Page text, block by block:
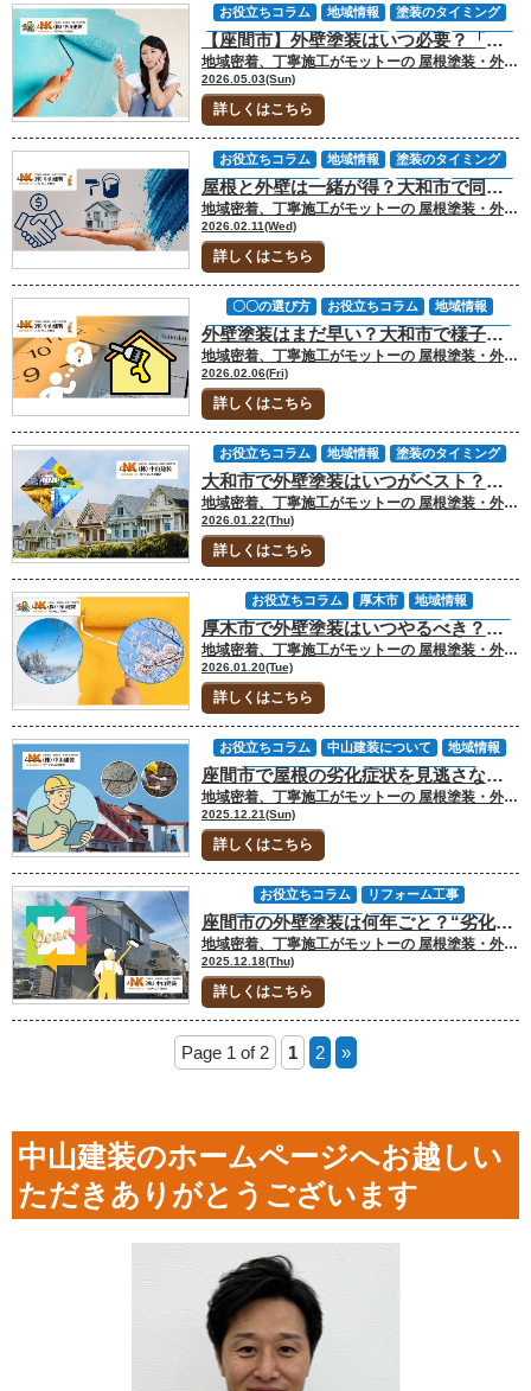
【座間市】外壁塗装はいつ必要？「まだ早い」と迷う方へ劣化サインと後悔しない判断基準を解説
地域密着、丁寧施工がモットーの 屋根塗装・外壁塗装専門店の中山建装です！ 代表取締役の中山です！ 外壁の色あせやひび割れに気づいたとき「まだ塗装するには早いのでは」と迷ってしまう方は少なくありません。実際、築年数だけでは判断できないケースが多く、見た目がそれほど悪くなくても内部では劣化が進んでいることがあります。 座間市の住宅でも、立地や周辺環境によって外壁の状態は大きく変わり、同じ時期に建てられた家でも劣化の進み方に差が出ます。塗装のタイミングを誤ると、後から余計な補修が必要になることもあるため「今の状態が適切かどうか」を見極めることが重要です。 今回のお役立ちコラムでは「座間市の外壁塗装時期」について解説します。 [myphp file="comContactL"] 外壁塗装のタイミングと劣化の考え方 外壁塗装の時期は「築10年が目安」といった情報で判断されがちですが、実際の現場ではこの基準だけで決めることはほとんどありません。建物の立地や外壁材、日当たり、風通しなどの条件によって劣化の進み方は大きく変わります。 座間市の住宅でも、南面だけ色あせが進んでいるケースや、北側だけカビや苔が発生しているケースなど、同じ建物でも面ごとに状態が異なることが多く見られます。そのため、年数はあくまで目安として考え、実際の劣化症状をもとに判断することが重要になります。 10年目安がズレる理由 外壁塗装の「10年目安」は、一般的な塗料の耐用年数を基準にした平均値です。しかし、実際の住宅では施工時の下地処理の精度や塗料の種類、さらには紫外線や雨の当たり方によって耐久性が変わります。 例えば、強い日差しを受ける面は塗膜の劣化が早まりやすく、湿気がこもりやすい場所ではカビや苔の発生が先に進む傾向があります。こうした違いがあるため「10年経っていないから大丈夫」「10年経ったから必ず必要」といった判断は現実とズレる可能性があります。 ▼座間市の外壁塗装は何年ごとに必要か詳しく確認する▼座間市の外壁塗装は何年ごと？“劣化症状・素材・気候”から見る最適タイミングの決定版 座間市の劣化傾向 座間市周辺では、住宅密集地が多いことから、建物ごとの環境差が劣化の進み方に影響しやすい特徴があります。隣家との距離が近い場合、日陰になりやすい外壁では湿気が残りやすく、カビや苔が発生しやすくなります。 一方で、日当たりの良い面では紫外線による色あせやチョーキングが目立ちやすくなります。また、交通量の多い道路沿いでは汚れの付着によって塗膜の劣化が早まることもあります。このように、地域特性を踏まえて外壁の状態を確認することが重要です。 現場での判断基準 実際の調査では、見た目の変化だけでなく、塗膜の機能がどの程度残っているかを総合的に確認します。手で触れて白い粉が付くかどうか、細かなひび割れが発生していないか、シーリングに硬化や隙間がないかといった点を細かく見ていきます。 外壁だけでなく、付帯部の劣化状況も合わせて確認することで、建物全体としてのメンテナンス時期を判断します。見た目が保たれていても、防水機能が低下しているケースは少なくないため、複数の視点から判断することが後悔しない塗装時期の見極めにつながります。 ・外壁を触ると白い粉が付く ・色あせが以前よりも目立ってきた ・細かなひび割れが見られる ・シーリングに隙間や硬化がある ・カビや苔が発生している これらはすべて、塗膜の劣化が進んでいるサインです。複数当てはまる場合は、外壁塗装のタイミングに入っている可能性が高くなります。一方で、症状が軽度であっても、現状を把握しておくことで今後の判断がしやすくなります。 ▼座間市で外壁劣化を自分で確認する方法はこちら▼【チェックリスト付】座間市の外壁塗装は劣化診断が9割！自分でできるプロ基準の見極め方 見落としやすい劣化サインと判断方法 外壁の劣化は、誰が見ても分かる状態になる前に段階的に進行します。問題なのは、その初期サインが「まだ大丈夫そう」に見えてしまう点です。座間市の住宅でも、色あせや軽微なひび割れの段階で判断を先延ばしにし、その後の劣化進行で補修範囲が広がるケースが多く見られます。 ・外壁を触ると白い粉が付く（チョーキング） ・全体的に色が薄くなってきた（色あせ） ・細かなひび割れが複数見られる ・シーリングに隙間や硬化がある ・カビや苔が一部または広範囲に発生している これらはすべて塗膜の劣化や防水性能の低下を示すサインです。ひとつだけであれば経過観察でも問題ない場合がありますが、複数当てはまる場合は外壁塗装を検討する段階に入っている可能性が高くなります。 色あせ・チョーキング 色あせは外壁塗装の初期劣化として最も分かりやすい変化のひとつです。新築時や前回塗装時と比べて色が薄くなっている場合、紫外線によって塗膜が分解され始めている状態と考えられます。 この段階では外壁自体の構造に問題が出ているわけではありませんが、塗膜の防水機能は確実に低下しています。見た目の変化が軽微なため後回しにされがちですが、ここで対処することで外壁材へのダメージを抑えることができます。 ▼座間市の住宅で多い外壁劣化症状を詳しく見る▼座間市の住宅で多い外壁劣化とは？放置するとどうなるか ひび割れ・シーリング劣化 細かなひび割れやシーリングの劣化は、見た目以上に注意が必要な症状です。とくにサイディング外壁の場合、ボード同士の隙間を埋めているシーリングが劣化すると、防水機能が大きく低下します。シーリングが硬くなっていたり、隙間が生じている場合は、雨水が内部に入り込むリスクが高まります。 ひび割れについても、幅が小さいうちは問題ないと判断されがちですが、繰り返しの乾燥や湿潤によって徐々に広がることがあります。この状態を放置すると、外壁材だけでなく下地部分にまで影響が及ぶ可能性があります。 見た目で判断すると危険な理由 外壁の状態を「見た目がきれいだから大丈夫」と判断してしまうのはリスクがあります。塗膜は外観を維持していても、防水機能が低下しているケースがあるためです。とくに近年の外壁材はデザイン性が高く、劣化が目立ちにくいものも多いため、視覚的な判断だけでは正確な状態を把握できないことがあります。 劣化は常に表面に現れるわけではなく、内部から進行する場合もあります。外壁の裏側に水分が入り込んでいるが進行すると、塗装では対応できず、張り替えや大規模な補修が必要になる可能性があります。 このようなリスクを避けるためにも、見た目だけで判断せず、初期サインの段階で状態を確認しましょう。 [myphp file="comContactL"] FAQ｜座間市の外壁塗装時期についてよくある質問 座間市で外壁塗装を検討する際は「築何年で塗るべきか」だけでなく、外壁の劣化サインや住まいの立地条件を合わせて判断することが大切です。ここでは、外壁塗装のタイミングで迷いやすい質問をもとに、後悔しない判断のポイントを整理します。 Q.座間市で外壁塗装は築何年くらいで必要になりますか？ 一般的には築10年前後が外壁塗装を検討する目安とされています。ただし、塗料の種類や前回施工の品質、日当たり、湿気、道路沿いかどうかによって劣化の進み方は変わります。 そのため、築年数だけで「まだ早い」「もう遅い」と判断するのは危険です。色あせやチョーキング、シーリングのひび割れなどが出ている場合は、10年未満でも点検を受けた方が安心です。 Q.外壁塗装をまだしなくてもよい状態はありますか？ 劣化症状が軽く、塗膜の防水機能が十分に残っている場合は、すぐに塗装しなくてもよいケースがあります。たとえば、軽い汚れ程度でチョーキングやひび割れ、シーリングの隙間が見られない場合は、経過観察で済むこともあります。 しかし、自己判断だけで先延ばしにすると、見えない部分で劣化が進んでいる可能性もあります。今すぐ塗る必要があるかどうかを確認する意味でも、一度専門業者に状態を見てもらうと判断しやすくなります。 Q.外壁塗装を先延ばしにするとどんなリスクがありますか？ 外壁塗装を必要以上に先延ばしにすると、塗装だけでは済まない補修が必要になる可能性があります。特にひび割れやシーリング劣化を放置すると、雨水が外壁内部に入り込み、下地材の傷みや雨漏りにつながることがあります。 ただし、早すぎる塗装も費用面では無駄になる場合があります。大切なのは、劣化サインが出ているか、塗膜の防水性が落ちているかを確認し、住まいごとの状態に合わせて判断することです。 ▼座間市の外壁塗装費用相場もあわせて確認する▼座間市の外壁塗装費用相場｜見積もりで差が出る理由 座間市で外壁塗装の時期に迷ったら中山建装にご相談ください 外壁塗装は「築10年だから必ず必要」「見た目がきれいだからまだ大丈夫」と単純に判断できる工事ではありません。座間市の住宅でも、日当たりや湿気、周辺環境によって劣化の進み方は変わるため、色あせ・チョーキング・ひび割れ・シーリング劣化などのサインを総合的に確認することが大切です。 しかし、外壁の劣化は見た目だけでは判断しにくく、内部で防水機能が低下しているケースもあります。外壁塗装を急ぎすぎる必要はありませんが、必要なタイミングを逃すと補修費用が大きくなる可能性もあるため、迷った段階で一度状態を確認しておくと安心です。 中山建装では、座間市で外壁塗装を検討している方に向けて、住まいの状態に合わせたご相談を承っています。問い合わせフォームからのお問い合わせ、メール、電話でのご相談、ショールームへの来店など、ご都合に合わせてお気軽にご相談ください。 [myphp file="comContactL"] ▼合わせてチェック▼ 中山建装塗装専門ショールーム 厚木店 中山建装塗装専門ショールーム 大和店
2026.05.03(Sun)
詳しくはこちら
お役立ちコラム 地域情報
塗装のタイミング
塗装工事について
外壁塗装 座間市 神奈川県
屋根と外壁は一緒が得？大和市で同時施工がおすすめな家
地域密着、丁寧施工がモットーの 屋根塗装・外壁塗装専門店の中山建装です！ 代表取締役の中山です！ 「外壁塗装の見積もりを取ったら、屋根塗装も一緒に勧められた」という経験をお持ちの大和市のオーナー様は多いはずです。セットで頼めば安くなると言われても、一度に支払う金額が大きくなるため、本当に今おこなうべきか迷ってしまうものです。 ですが、住宅メンテナンスにおいて「まとめておこなう」ことは、単なるセット割引以上の合理的なメリットがあります。今回のお役立ちコラムでは、大和市での施工事例を踏まえ、屋根と外壁を同時に塗装すべき家の特徴と、その判断基準をプロの視点でお話していきます。 ▼合わせて読みたい▼外壁塗装の見積書の見方｜大和市で金額差が出る理由 [myphp file="comContactL"] 最大のメリットは「足場代」の重複をなくせること 同時施工がおすすめされる最大の理由は、足場費用の節約にあります。外壁塗装にも屋根塗装にも、職人の安全と施工品質を確保するための足場が欠かせません。大和市の一般的な戸建て住宅の場合、足場の仮設費用だけで15万円から25万円ほどかかるのが相場です。 もし外壁と屋根を別々の時期におこなうと、その都度この足場代が発生してしまいます。同時に施工すれば足場は一度で済むため、単純計算で20万円前後のコストを浮かせることができるのです。これは長期的なメンテナンス費用を抑えるうえで、最も効果的な節約術といえます。 大和市で同時施工を前向きに検討すべき家の特徴 足場代の節約以外にも、お住まいの状況によって同時施工の必要性は変わります。以下の条件に当てはまる場合は、セットでのメンテナンスが強く推奨されます。 1.築10年以上でどちらも初めてのメンテナンス 新築から10年以上が経過している場合、外壁だけでなく屋根の防水機能も同様に低下しています。とくに屋根は外壁以上に直射日光や雨風の影響を強く受けるため、見た目に大きな変化がなくても劣化が進んでいるケースがほとんどです。外壁だけを綺麗にしても、数年後に屋根から雨漏りが発生してしまっては、再び足場を組んで工事をおこなうことになり、二度手間となってしまいます。 2.急勾配（屋根の傾斜が急）な家 屋根の傾斜が急なお宅の場合、屋根塗装のためだけに「屋根足場」という特別な足場が必要になることがあります。大和市の住宅街でも見かけるデザイン性の高い急勾配の家は、足場費用が割高になりやすいため、一度の足場仮設で外壁と屋根をすべて終わらせるメリットが極めて大きくなります。 3.スレート屋根や金属屋根を採用している 現在、大和市の多くの住宅で採用されているスレート（コロニアル）やガルバリウム鋼板などの金属屋根は、定期的な塗装による保護が不可欠な素材です。瓦屋根とは異なり、塗装を怠ると素材自体の腐食や割れに直結します。外壁に劣化サインが出ている時期は、屋根の保護膜も限界に達しているサインと捉えるのが賢明です。 あえて同時におこなわなくても良いケース すべての家において同時施工が正解とは限りません。以下のような状況であれば、別々に時期をずらして計画を立てるのも一つの選択肢です。 屋根材が「日本瓦」である 伝統的な和瓦の場合、基本的に塗装によるメンテナンスは不要です。漆喰の補修やズレの直しだけで済むため、外壁塗装と同じタイミングで大がかりな塗装工程を組む必要はありません。 数年前に屋根だけの補修を済ませている 台風被害などで屋根の修繕や塗装をすでにおこなっているなら、無理に合わせる必要はありません。それぞれの耐用年数に合わせて、次のタイミングを検討しましょう。 まとまった予算の確保が難しい 足場代が浮くといっても、総額では高額になります。無理なローンを組んで生活を圧迫するよりは、まずは緊急性の高い箇所（雨漏りのリスクがある場所など）を優先する計画的なメンテナンスも立派な正解です。 [myphp file="comContactL"] 知っておきたい大和市の地域環境が屋根に与える影響 大和市にお住まいなら、地域特有の劣化要因も考慮に入れる必要があります。とくに幹線道路や鉄道沿線の近くでは、排気ガスや鉄粉が屋根に堆積しやすく、それがサビや苔の発生を早める原因となります。 また、厚木基地が近いエリアなど、周囲に高い建物が少ない立地では風の影響を強く受けやすいため、屋根材の浮きやズレが発生していないかもあわせてチェックしたいポイントです。外壁塗装で足場を組む機会は、こうした「地上からは見えない屋根の不具合」をプロの目で直接確認してもらう絶好のチャンスでもあります。 どちらが正解か迷ったときの「屋根の診断方法」 「足場代が浮くから」という理由だけで、屋根塗装を即決する必要はありません。まずは、ご自身の家の屋根が今どのような状態にあるのか、客観的なデータを確認することから始めてみてください。 信頼できる業者であれば、ドローンや高所カメラ、あるいは実際に屋根に登って撮影した写真を提示してくれるはずです。地上からは見えないひび割れや苔の繁殖、板金部分のサビなど、具体的な劣化状況をご自身の目で確認したうえで「今おこなうメリット」があるかどうかを判断するのが最も確実です。 もし、写真での説明がなかったり、単に「時期ですから」と急かされたりする場合は、一度立ち止まって内容を精査する時間を持ってください。とくに大和市は住宅が密集しているエリアも多いため、いざ足場を組んでから「屋根の不具合」が見つかり、急遽追加工事になるケースも少なくありません。 外壁塗装を検討し始めたこのタイミングで、屋根の状態を含めた家全体の健康診断をおこなっておきましょう。その結果をもとに、予算と耐用年数のバランスを考えながら、今回まとめておこなうのか、あるいは数年後に回すのかという計画を立てていくことが、後悔しないメンテナンスへの第一歩となります。 FAQ｜大和市で屋根と外壁を同時施工すべきかについてよくある質問 屋根と外壁を一緒に塗装すべきかは「足場代が浮くかどうか」だけで決める問題ではありません。劣化状況・屋根材の種類・前回メンテナンス時期を踏まえて判断する必要があります。ここでは同時施工の可否を具体的に線引きします。 Q.足場代が浮くなら、基本的に一緒にやるべきですか？ A.結論として、屋根も塗装適期に入っているなら同時施工が合理的です。 足場は外壁でも屋根でも必須で、戸建てでは15〜25万円前後が一般的です。別々に行えばこの費用が二重に発生します。 ただし前提は「屋根が塗装対象であること」。スレートや金属屋根で築10年以上経過し、色あせ・苔・板金のサビが見られるなら同時施工の価値は高いです。一方、数年前に屋根塗装済み、あるいは瓦屋根で塗装不要なら無理に合わせる必要はありません。 判断基準は“屋根が今メンテナンス周期に入っているかどうか”です。 Q.屋根の劣化は外壁と同じタイミングで進むのですか？ A.いいえ、一般的には屋根のほうが先に劣化します。 屋根は紫外線・雨・風を直接受け、外壁よりも過酷な環境にさらされています。大和市のように日照が強いエリアでは、スレート屋根の塗膜は10年前後で防水性が低下するケースが多いです。外壁にチョーキングが出ている時期は、屋根の塗膜も同程度かそれ以上に劣化している可能性があります。 確認すべきポイントは ①屋根表面の色あせ ②苔や藻の繁殖 ③棟板金の釘浮きやサビ です。外壁だけを更新し、屋根を放置すると数年後に再び足場が必要になるリスクがあります。 Q.同時施工で注意すべきリスクはありますか？ A.最大の注意点は「塗装で解決できる屋根かどうか」を見極めることです。 スレートが反っている、割れが多発している、下地が傷んでいる場合は塗装ではなくカバー工法や葺き替えが適切な場合があります。その状態で塗装しても数年で再劣化する恐れがあります。 また金属屋根では適切なケレン（下地調整）と防錆処理が不可欠です。見積書にケレン種別（例：2種・3種）が明記されているかを確認しましょう。同時施工は合理的ですが、屋根診断の精度が前提条件になります。 [myphp file="comContactL"] 屋根と外壁は一緒が得？判断に迷ったら｜中山建装へご相談ください 屋根と外壁の同時施工は、足場費用の重複を防げるという大きなメリットがあります。ただし、屋根が本当に塗装適期に入っているかを確認せずに「セットだから得」と判断するのは危険です。 スレートや金属屋根で築10年以上経過し、劣化サインが出ているなら同時施工は合理的です。一方、瓦屋根や直近で補修済みの場合は時期をずらす選択も正解です。重要なのは、屋根の状態を写真やデータで確認し、塗装で保護可能かどうかを見極めることです。 中山建装では、屋根と外壁の両方を診断し、同時施工が最適か、分離施工が適切かを整理します。お問い合わせフォーム、メール、電話でのご相談、ショールームへの来店など、ご都合に合わせてご相談いただけます。無駄な二重工事を避け、長期的に合理的なメンテナンス計画を立てましょう。 [myphp file="comContactL"] ▼合わせてチェック▼ 中山建装塗装専門ショールーム 厚木店 中山建装塗装専門ショールーム 大和店
2026.02.11(Wed)
詳しくはこちら
お役立ちコラム 地域情報
塗装のタイミング
塗装工事について
外壁塗装 大和市
屋根塗装
費用について
外壁塗装はまだ早い？大和市で様子見していい家・危険な家
地域密着、丁寧施工がモットーの 屋根塗装・外壁塗装専門店の中山建装です！ 代表取締役の中山です！ 「そろそろ外壁塗装の時期ですよ」と近所の工事現場から声をかけられたり、チラシが届いたりして、不安を感じている大和市のオーナー様は多いはずです。ですが、築10年が経過したからといって、すべての家が今すぐ塗装をしなければならないわけではありません。 無理に工事を急ぐ必要がないケースもあれば、放置すると修繕費が跳ね上がる危険なサインもあります。今回のお役立ちコラムでは、大和市にお住まいの皆様が「外壁塗装はまだ早いのか」を冷静に判断するための、プロの線引きを具体的にお話していきます。 ▼合わせて読みたい▼ 外壁塗装の業者選び｜大和市で信頼できる会社の見極め方 [myphp file="comContactL"] 「まだ早い」と判断して様子見していい家の特徴 外壁塗装を検討するうえで、以下の条件に当てはまる場合は、焦って契約する必要はありません。まずは落ち着いて、お住まいの状況を観察してみてください。 1.指先でなでるとツルツルしており、雨を弾いている 外壁をなでてみて、新築時のような艶が手に感じられたり、雨が玉のように転がり落ちたりするなら、塗料のバリア機能はまだ健在です。たとえ築10年という節目であっても、前回の塗装で高品質なシリコンやフッ素塗料を使っていれば、焦って塗り替える必要はありません。「まだ早い」と判断して、数年はそのまま様子を見ても大丈夫です。 2.ひび割れ（クラック）が髪の毛よりも細い いわゆる「ヘアクラック」と呼ばれる、髪の毛ほどの細いひび割れであれば、すぐに構造体に影響が出ることはありません。ですが、これらが「どこに」「どの程度」増えているかは定期的にチェックしておく必要があります。 3.色あせや汚れが目立たない 北側の壁に少し苔が生えている程度であれば、洗浄だけで済む場合もあります。大和市は住宅が密集している地域も多いため、湿気がこもりやすい場所の汚れは避けて通れません。ですが、汚れ＝即塗装ではありませんので、表面的な見た目だけで判断しすぎないことが大切です。 今すぐ動かないと「危険な家」の3大サイン 逆に、以下の症状が出ている場合は「まだ早い」と放置するのは危険です。大和市の気候や環境を考慮した際、これらは早急な対策が必要なサインとなります。 1.手に白い粉がつく（チョーキング現象） 外壁を触ったときに、粉のようなものが手についても「まだ汚れだろう」と放置するのは危険です。これは塗料が紫外線によって分解され、防水機能を完全に失った証拠です。大和市は日当たりが良いエリアも多く、一度粉が吹き始めると劣化のスピードは加速し、内部の腐食を招きます。 2.ハガキの角がスッと入るほどの、くっきりしたひび割れ 遠目からでもはっきりと見える、ハガキの厚みが入るほどのひび割れは、雨水の侵入経路となります。とくに大和市付近は年間の降水量も一定数あり、梅雨や台風の時期をそのまま迎えるのは大きなリスクです。内部の木材が腐れば、塗装費用だけでなく大がかりな修繕作業が必要になり、コストが数倍に膨れ上がります。 3.コーキング（目地）の破断や隙間 サイディング外壁の場合、板と板の間のゴム状のパーツ（コーキング）が切れたり、隙間が開いたりしていないか確認してください。外壁そのものより先にコーキングが寿命を迎えることはよくあります。隙間から雨水が入り込むと、外壁材が反り返ってしまい、塗装では直せなくなるため注意が必要です。 [myphp file="comContactL"] 大和市の地域特性から考える「塗装のタイミング」 大和市にお住まいの方が、塗装時期を判断する際に考慮すべき地域特有のポイントがあります。 鉄道沿線や幹線道路・潮風の影響 厚木街道や国道467号、あるいは鉄道沿線などは、排気ガスや鉄粉による特有の汚れが外壁を傷める「大和市ならでは」の要因となります。道路沿いのお宅では、静かな住宅地よりも表面の劣化が一段と早まる傾向にあるのです。 また、意外な盲点となるのが南風に乗って運ばれるわずかな「潮」の影響です。海から距離はありますが、相模湾からの湿った風が入り込みやすくなります。金属部分のサビが進行しやすいお宅もあるため、屋根の板金やベランダの手すりも併せて確認しておくのが安心です。 湿度とカビの影響 引地川などの河川に近いエリアや、緑豊かな公園の周辺では、湿度が高くなりやすく外壁に苔やカビが発生しやすい傾向があります。これらは単なる汚れではなく、外壁材の表面を常に湿らせて劣化を早めるため、苔が広範囲に広がっている場合は専門家の意見を仰ぐのが賢明です。 ▼合わせて読みたい▼屋根に生える苔の問題点｜苔・カビ・藻によるサビが建物を劣化させる 営業トークに惑わされないための「判断軸」 訪問販売などで「今すぐやらないと大変なことになる」と煽られることもあるかもしれません。ですが、本当に誠実な業者は、無理に工事を勧めず「あと3年は大丈夫ですよ」と正直に伝えたり、部分的な補修のみを提案したりするものです。 オーナー様自身でおこなえる「セルフチェック」のすすめ 「まだ早い」かどうかを冷静に見極めるために、まずは天気の良い日に家の周りを一周してみてください。日当たりの強い南面と、湿気がこもりやすい北面を比較するのがポイントです。判断がつかない場合は、地域密着の業者に「診断」を依頼し、将来のスケジュールを立ててもらうのが最も効果的です。 「まだ早い」期間をどう過ごすべきか プロから「まだ大丈夫」とお墨付きをもらった期間は、次のメンテナンスに向けた「準備期間」と捉えましょう。外壁塗装はまとまった費用がかかるため、数年後の施工に向けて積み立てをおこなったり、大和市で信頼できる業者をリストアップしておいたりするだけでも、いざというときの安心感が違います。 外壁塗装は、家を守るための「投資」です。無理に早める必要はありませんが、手遅れになって余計な出費を増やすのも避けたいところです。自分の家が「様子見」でいいのか、それとも「準備」を始めるべきなのか。客観的なサインを見極めることが、大切な住まいを長く健康に保つための唯一の道なのです。 ▼合わせて読みたい▼大和市で外壁塗装をするなら来店依頼がおすすめ｜訪問販売の詐欺に遭わないための基礎知識 [myphp file="comContactL"] FAQ｜大和市で外壁塗装はまだ早いのかについてよくある質問 築年数だけで塗装時期を決めてしまうと、不要な出費にも手遅れにもつながります。ここでは「様子見でよい家」と「今すぐ動くべき家」を分ける具体的な判断基準を整理します。感覚ではなく、症状と構造で判断できる状態を目指しましょう。 Q.築10年ですが、症状がなければ本当に何もしなくて大丈夫ですか？ A.結論から言えば、明確な劣化症状がなければ急ぐ必要はありません。 ただし「何も見ていない」のと「確認したうえで問題がない」は別です。 確認すべきは ①チョーキングの有無 ②シーリングの肉やせ・ひび割れ ③外壁の吸水状態 です。外壁に水を軽くかけて弾くかどうかを見るのも一つの方法です。サイディングの場合、塗膜よりも先に目地のシーリングが劣化するケースが多く、ここが破断していれば築年数に関係なく要対処です。症状がなく、撥水性も保たれているなら様子見は合理的ですが、最低でも年1回のセルフチェックは必要です。 Q.ヘアクラックなら放置しても問題ないのでしょうか？ A.髪の毛程度の細いクラック（幅0.3mm未満）であれば、直ちに雨水が大量侵入するリスクは高くありません。ただし問題は「数」と「位置」です。 南面やバルコニー下など、紫外線や雨掛かりが強い場所に集中している場合は劣化進行のサインです。またモルタル外壁では表面クラックが内部に達していないかの判断が重要です。爪が引っかからない程度なら緊急性は低いですが、ハガキが差し込める幅（約1mm以上）なら放置は危険域です。 ヘアクラックは“即工事”ではありませんが、“経過観察対象”です。増加傾向なら次の塗装時期は近いと判断できます。 Q.チョーキングが出ているだけなら、まだ急がなくてもいいですか？ A.チョーキングは塗膜の防水機能が切れた明確なサインです。結論としては「放置期間は短い方が良い」です。粉が出る＝樹脂が分解され顔料が露出している状態であり、外壁材が直接紫外線と雨にさらされています。 特に窯業系サイディングは吸水すると反りや割れが進み、塗装では補修できない領域に入ります。大和市は日照時間も一定あり、南面は劣化が加速しやすい環境です。チョーキングが軽度でも、2〜3年以内には計画を立てる段階と考えるのが妥当です。 「まだ粉だけ」と軽視せず、塗装準備フェーズに入る合図と捉えるべき症状です。 外壁塗装はまだ早い？大和市で判断に迷ったら｜中山建装へご相談ください 外壁塗装が「まだ早い」のか「今動くべき」なのかは、築年数ではなく症状で決まります。撥水性が保たれ、クラックが軽微で、シーリングに破断がないなら様子見は合理的です。 一方でチョーキングや目地の破断、幅のあるクラックが出ているなら準備段階に入るべきサインです。放置すると外壁材そのものの交換が必要になり、塗装費用の倍以上に膨らむ可能性があります。大切なのは、焦らず、しかし見逃さないことです。 中山建装では、外壁の状態を客観的に診断し、今すぐ工事が必要か、数年後で良いかを明確に整理します。無理に急がせることはありません。お問い合わせフォーム、メール、お電話でのご相談、ショールームへの来店など、ご都合に合わせてご相談いただけます。様子見でよい期間なのか、準備を始める時期なのかを正しく把握し、無駄のない計画を立てましょう。 [myphp file="comContactL"] ▼合わせてチェック▼ 中山建装塗装専門ショールーム 厚木店 中山建装塗装専門ショールーム 大和店
2026.02.06(Fri)
詳しくはこちら
〇〇の選び方 お役立ちコラム
地域情報
塗装のタイミング
塗装工事について
外壁塗装
大和市
業者選び
大和市で外壁塗装はいつがベスト？季節別メリット解説【冬or春】
地域密着、丁寧施工がモットーの 屋根塗装・外壁塗装専門店の中山建装です！ 代表取締役の中山です！ 大和市で外壁塗装を検討中なら「冬にやるか？それとも春まで待つか」というタイミングの問題に悩まれる方もいるのではないでしょうか。現場目線で言うと、冬でも春でも塗れないことはありません。 今回は、実際のご相談が多く判断に迷いやすい「冬にやるか、春まで待つか」という2択に絞り、現場条件と工程管理の視点から整理します。 ただし、一般的には春のほうが塗装しやすい時期と考えられています。乾燥や結露のリスクといった条件面で春のほうが安定しているからです。外壁塗装は単なる色替えではなく、雨と紫外線から下地を守る保全工事です。乾燥不足や結露のまま進めると、数年で膨れ・剥がれが出やすくなります。 それでも「冬だから塗ることはできない」とは言えないのです。技術力や経験や実績のある塗装業者なら、冬でも条件のハードルをクリアして施工できます。 そこで今回のお役立ちコラムでは、大和市で外壁塗装をする場合、冬・春それぞれのメリットと注意点をくわしくお話しします。読むことで、工事時期の判断と、工程表で失敗の芽を潰すために確認しておきたいポイントを理解できる内容です。 ▼合わせて読みたい▼大和市の新興住宅で外壁メンテナンスを行うべきタイミングは？ [myphp file="comContactL"] 冬も春も可能。ただし「塗れない条件」を先に決める 外壁塗装は季節よりも「気温・湿度・結露・雨・風」で「できる・できない」を判断することが重要です。その判断のためにも、外壁塗装ができる条件について知っておくことが求められます。 公的仕様書の可否ライン｜気温・湿度・結露・雨・強風で止める 国土交通省の公共建築改修工事標準仕様書（建築工事編）では以下の内容を示しています。 気温が5℃以下 湿度が85％以上 結露などで乾燥に不適当な場合は塗装を行わない 外部塗装は降雨のおそれがある場合や強風時は原則行わない ただし「行うと必ず失敗する」とは言い切れません。当日の条件次第で行えるかどうか適切に判断できる施工業者なら、問題なく対応できます。注意したいのは見積もりの段階で「止める条件」を説明できない業者です。そのような業者は工程が押したとき、強引に進めて失敗する可能性が高くなります。 逆に、可否ラインを先に共有し、予備日をきちんと入れておく業者なら、仕上がりを守るための運用ができていると言えるでしょう。 大和市周辺の平年値で読む冬と春｜雨は春に増え、気温は春に上がる 大和市に近い海老名の平年値（1991〜2020）では、1月の降水量は67.3mmで平均気温は4.7℃、2月は67.0mmで5.7℃です。一方で3月は降水量143.9mm・平均気温9.1℃、4月は152.9mm・14.1℃、5月は156.9mm・18.6℃となっています。春は気温が上がる一方で、月降水量の増加傾向が読み取れます。冬は月降水量が比較的小さく、降雨で工程が中断するリスクは相対的に小さめです。 ただ、平均気温が5℃前後で朝夕に冷えやすく、結露や乾燥不足の条件に入りやすい点に注意しなければなりません。 一方、春は気温上昇で乾燥・硬化が進みやすい条件になりやすい反面、降雨の影響で工程が止まるリスクもあります。そのため、予備日を確保しておいたほうが失敗しにくくなるのです。つまり冬は、日中に気温や外壁の表面温度が上がる時間帯に施工を集中し、春は予備日を確保する前提で計画すると施工の安全性を高められます。 判断を早めるなら、基準はシンプルです。「冬を選ぶなら、作業開始基準（外壁の乾き・気温・湿度）と中止判断が工程表に明記されているか」「春を選ぶなら、雨で止まる前提の予備日が確保されているか」。このどちらかが欠ける場合は、季節ではなく業者選びを見直したほうが失敗を避けやすくなります。 冬（1〜2月）でやるなら｜メリットと注意点 冬は「晴れが続けば進めやすい」季節ですが、開始時刻と乾燥管理について、デリケートな判断が求められます。 冬のメリット｜雨で止まりにくく、段取りが読みやすい 雨が少ない時期では「高圧洗浄→下地補修→下塗り→中塗り→上塗り」という工程の流れが「雨待ち」で崩れにくいと言えます。結果として足場の解体までスムーズに進みやすいのが冬のメリットと言えるのです。 また、冬は春のような繁忙期と比較して施工業者の予約が取りやすくなります。特段急いでいなくても「年度末までに終えたい」「引っ越し・売却前に外観を整えたい」など期限があるなら、冬時期での着工が現実的な選択肢となり得ます。安さより、冬に施工する際の注意点を工程に織り込めるかが重要になるのです。 冬の注意点｜朝露・日陰面は「乾くまで待つ」が必須 冬に外壁塗装をするなら、施工気温の低さより「結露と乾燥不足」に注意しなければなりません。外壁表面の温度が低いのに塗装をした場合、乾燥不良や密着低下の原因になるのです。対策としては、朝露が切れて外壁が乾いたのを確認してから塗ることです。また、日没前に「塗り重ね可能な状態」まで持っていくことや、北面や日陰は無理に追わず日照のある面から回すことで対処できます。次の確認ができる施工業者なら安心です。 当日の作業開始基準（気温・湿度・外壁の濡れ）を決めているか 北面や日陰面は工程を分け、乾燥時間を長めに取るか 雨だけでなく強風や結露でも中止判断するか [myphp file="comContactL"] 春（3〜5月）でやるなら｜メリットと注意点 春は気温が上がり、乾燥・硬化の管理がしやすい季節です。ただ、すべての面で塗装に適しているとは言えません。雨が増加傾向になる点に、注意が必要です。 春のメリット｜気温上昇で乾燥が安定し、塗り重ね管理がしやすい 気温が上がると塗料が規定どおりに乾燥・硬化しやすいため、塗り重ね間隔の管理をきちんとすればリスクは低いと言えます。冬に比べて朝待ちも減るために、同じ工程でも作業時間を取りやすいのです。 さらに日照が確保できれば、補修材やシーリング材の硬化も読みやすくなります。仕上がりを優先するなら、春は「無理をしなくても品質を出しやすい」季節と言えるのです。 春の注意点｜雨が増えるので「予備日」と「止める判断」が品質を守る 雨の日が増えれば、洗浄や塗装の中断と再開が発生しやすくなります。乾燥時間の確保が難しくなるため、工程表には予備日を入れて余裕を持たせることが肝心です。 降雨のリスクが高い日は、迷わず止める運用が施工業者には求められます。また、春は風が強い日もあります。砂ぼこりや花粉が塗膜面に付くと、仕上がりに悪影響が出るのです。養生を丁寧に行い、風の強い日は飛散・付着リスクの高い面の作業は避けるといった冷静な判断が求められます。 さらに春は繁忙期に入りやすいため、契約前に「雨で止まった場合の工程調整」を具体的に聞いておくと、施工業者が強引に工程を進めてしまうようなリスクも減らせるのです。 冬か春で迷ったら｜「工程表」と「書面」で判断を固定する 最終判断は、時期の好き嫌いではなく、工程管理と契約で「無理が起きない設計にできるかどうか」が重要です。 工程表で確認する3点｜止める条件・塗り重ね間隔・予備日 工程表を見るときは以下の内容について確認が求められます。 塗れない条件（気温・湿度・結露・雨・風）で止めると明記されているか 塗り重ね間隔を守れる日程か 予備日（順延の逃げ）を確保しているか この点が曖昧だと、雨続きで工程が押したとき「今日は塗れることにする」というリスクの高い判断が起きやすくなります。 見積・契約で押さえる｜追加費用と保証は「季節」より先に効く 冬でも春でも、施工業者と施主が、追加費用や保証で揉める部分は同じです。見積書は、下地補修とシーリングを「一式」ではなく数量（m・㎡・箇所）で出し、追加が出る条件と承認フロー（見積提示→書面承認→着手）を契約書に入れると安心です。 保証も年数だけでなく、対象範囲と免責、申告手順が明記されているかが重要となります。時期で迷う方ほど、書面で不安を潰すと早い判断ができるのです。 ▼合わせて読みたい▼大和市で外壁塗装をするなら来店依頼がおすすめ｜訪問販売の詐欺に遭わないための基礎知識 よくある質問｜大和市で外壁塗装の時期に迷ったとき 外壁塗装の時期については、季節ごとの特徴を理解しても「結局うちはどう判断すればいいのか」と迷われる方が少なくありません。ここでは、大和市で外壁塗装を検討される方から実際によくいただく質問をもとに、判断の軸がぶれないよう整理してお答えします。 Q1. 冬の外壁塗装は、本当に品質に問題はありませんか？ 冬でも、気温・湿度・外壁の乾き具合を満たしていれば施工自体は可能です。重要なのは「冬だからOK」ではなく、作業開始基準や中止判断を明確にし、乾燥時間を十分に確保できているかどうかです。これらを工程表に落とし込める施工業者であれば、冬でも品質を保った施工は可能です。 Q2. 春は塗装に向いていると聞きますが、雨で工期が延びませんか？ 春は気温が上がり塗料の乾燥・硬化が安定しやすい一方で、降雨による工程中断が起きやすい時期でもあります。そのため、春に施工する場合は「雨で止まる前提」で予備日を確保しているかが重要です。予備日を含めた工程計画ができていれば、工期が多少動いても品質面のリスクは抑えられます。 Q3. 冬と春、結局どちらが失敗しにくいのでしょうか？ 季節そのものよりも、「止める条件」と「工程管理」が明確かどうかで失敗リスクは大きく変わります。冬なら作業開始基準と乾燥管理、春なら予備日と中止判断がはっきりしているか。このどちらも説明できない場合は、時期を選ぶより施工業者の見直しを優先したほうが安心です。 [myphp file="comContactL"] 大和市で外壁塗装の時期に迷ったら｜中山建装が「失敗しない判断基準」をお伝えします 大和市で外壁塗装を検討する際、「冬に進めるべきか」「春まで待つべきか」で迷う方は少なくありません。 しかし、今回お伝えしてきたとおり、外壁塗装の成否は季節そのものではなく、気温・湿度・結露・降雨・風といった条件をどう管理し、工程表と書面で無理のない設計ができているかにかかっています。冬であれば作業開始基準と乾燥管理、春であれば雨を見越した予備日と中止判断。このポイントが曖昧なまま工事を進めると、時期を選んでも品質リスクは残ってしまいます。 中山建装では、大和市の気候特性や現場状況を踏まえ、季節ごとのメリットと注意点を工程計画に落とし込み、仕上がりを守る判断を重視しています。時期で悩むほど、業者の説明力や工程管理の姿勢が重要になります。外壁塗装のタイミングに不安がある方は、一人で抱え込まず、まずは中山建装にご相談ください。 判断材料を整理するだけでも、無理のない工事計画が見えてきます。お問い合わせフォームからのご相談はもちろん、メールやお電話でのご相談、ショールームへのご来店も歓迎しています。大和市で後悔しない外壁塗装を進めるために、最初の一歩として中山建装がお手伝いします。 ▼合わせてチェック▼ 中山建装塗装専門ショールーム 厚木店 中山建装塗装専門ショールーム 大和店
2026.01.22(Thu)
詳しくはこちら
お役立ちコラム 地域情報
塗装のタイミング
塗装工事について
外壁塗装 大和市
厚木市で外壁塗装はいつやるべき？冬と春の違いを解説
地域密着、丁寧施工がモットーの 屋根塗装・外壁塗装専門店の中山建装です！ 代表取締役の中山です！ 厚木市で外壁塗装を検討していると「今すぐやるべきか」「春まで待つべきか」で迷う人は少なくありません。とくに1月は、寒さの影響や工事品質への不安から、判断を先送りしやすい時期です。 一方で、時期だけを理由に様子見を続けることで、別のリスクが生じることもあります。外壁塗装は季節のイメージではなく、条件を整理することで判断できます。 今回のお役立ちコラムでは「厚木市で外壁塗装を行う適切な時期と冬と春の違い」について解説します。 ▼合わせて読みたい▼厚木市で外壁塗装を考えるときに知っておきたいこと [myphp file="comContactL"] 厚木市で外壁塗装の時期に迷いやすい理由 厚木市は神奈川県内でも内陸寄りに位置しており、冬場であっても日中は外壁塗装の施工基準を満たす気温まで上がる日が比較的多い地域です。その一方で、朝夕の冷え込みによる結露や、季節ごとの寒暖差が生じやすいという特性もあります。 このため、厚木市で外壁塗装の時期を判断する際は、単に「冬か春か」といった季節の印象で決めるのではなく、その日の気温や湿度、外壁の乾燥状態といった施工条件を適切に管理できるかどうかが、工事品質を左右する重要な判断軸になります。 外壁塗装の時期について迷いが生じやすいのは、判断材料が気温や季節の印象に偏りやすいからです。厚木市でも、冬と春のどちらが良いのかを感覚で考えてしまい、本来確認すべき点が後回しになるケースが見られます。 まずは「なぜ迷いやすいのか」を整理することから始めると、メンテナンスをすべきかという判断が明確になるケースが多いです。 冬の外壁塗装に対する不安が生まれやすい背景 冬の外壁塗装に不安を感じる理由として、寒さや乾燥が工事品質に影響するのではないかというイメージが強く刷り込まれています。過去には気温条件を十分に考慮せず施工された例もあり、その印象が残っていることも要因の一つでしょう。 しかし現在は、塗料メーカーが施工可能な気温や湿度の基準を明確に示しており、条件を守れば施工自体が成り立たないわけではありません。 不安の多くは、条件ではなくイメージ先行で生まれているケースが多いといえます。 もちろん、何も対策せずに行われるわけではなく、適切な温度管理や湿度管理が行われることでその時の最適な環境を維持しての施工となり、後に発生するトラブルiリスクをu最小に留めて工事を行うのが通常です。 春が良いと言われやすい理由と注意点 春は気温が安定し、外壁塗装に適しているというイメージが広く浸透しています。そのため「春まで待てば安心」と考えがちです。 確かに、環境条件が整っている春であれば、安定した工事ができるのは間違いありません。 ただし、需要が集中しやすい時期でもあるため、工期の調整が難しくなったり、相談対応に時間がかかることもあります。春という理由だけで判断すると、建物の状態や劣化状況が置き去りになる可能性があります。季節の良さと判断の妥当性は、必ずしも一致しないということを忘れてはいけません。 時期だけで判断すると起きやすい失敗 外壁塗装の時期を季節だけで決めてしまうと、劣化の進行を見落とすことがあります。表面上は問題がなく見えても、防水性能が低下している場合、様子見を続けることで補修範囲が広がることもあります。 また、待つこと自体が目的化し、判断のタイミングを逃してしまうケースも少なくありません。本来は建物の状態を基準に考えるべきところを、時期だけで判断することで、結果的に選択肢を狭めてしまうのです。 いつ、どのタイミングで工事ができるかは、施工業者が「最適なタイミング」で対応を」考えるため、季節だけで工事i依頼を諦める必要はありません。 ▼合わせて読みたい▼塗料による違いは？厚木市で外壁塗装をする前に知っておきたいこと 冬に外壁塗装を行う場合の特徴と注意点 冬に外壁塗装を行うことに対して、不安を感じる人は少なくありません。しかし、冬だから一律に避けるべきというわけではなく、条件を正しく理解すれば判断は整理できます。 ここでは、冬に外壁塗装を行う場合の特徴と、事前に把握しておくべき注意点を具体的に確認します。 冬でも外壁塗装が可能な理由 外壁塗装が可能かどうかは、季節ではなく施工時の気温や湿度といった条件によって決まります。多くの塗料メーカーは、施工可能な気温や湿度の目安を明示しており、それを下回らない環境であれば施工自体は成立するようになりました。 厚木市は内陸部に位置するものの、真冬でも日中の気温が基準を満たす日が多く、適切な時間帯を選べば作業できるケースが多いということを覚えておいてください。重要なのは、条件を確認しながら工程を管理できる体制が整っているかどうかです。 冬施工で注意すべきポイント 冬に外壁塗装を行う場合は、施工管理の重要性が高まります。 気温が低い時間帯や結露が発生しやすい状況では、作業を控える判断が必要な場面も出てきます。そのため、工期が多少前後することも想定しておく必要があります。 また、冬の施工で十分に理解が必要な点は、乾燥時間を十分に確保するため、工程管理が丁寧に行われているかということです。無理にスケジュールを詰めるのではなく、条件を優先して調整する姿勢があるかどうかが判断材料になります。 冬に外壁塗装を選ぶメリット 冬に外壁塗装を行うメリットとして、工事スケジュールに比較的余裕が生まれやすい点が挙げられます。春に比べて需要が集中しにくいため、相談や打ち合わせの時間を確保しやすい傾向があります。 また、工事開始までの待ち時間が短くなる場合もあります。時期をずらすことで、落ち着いた環境で検討できることは、判断のしやすさにつながります。冬施工には不安だけでなく、合理的な側面もあることを理解しておく必要があります。 ▼合わせて読みたい▼厚木市で外壁塗装！耐用年数延長の5つの秘訣を中山建装が解説 [myphp file="comContactL"] 春まで待つべきか判断するための現実的な基準 外壁塗装を検討する際「春まで待つ」という選択が必ずしも間違いとは限りません。 ただし、その判断が感覚的な様子見になってしまうと、結果的に不利な状況を招くこともあります。重要なのは、待つこと自体を目的にするのではなく、現時点の状態を基準にして判断することです。 春まで待っても問題ないケース 外壁の劣化が軽微で、防水性能にも大きな問題が見られない場合は、春まで待つ選択が成立することがあります。チョーキングや細かな汚れは見られても、ひび割れや塗膜の剥離が進行していない状態であれば、緊急性は高くありません。 このようなケースでは、春の施工時期を見据えて計画を立てることで、余裕を持った準備が可能になります。ただし、待つ前提でも現状確認は欠かせません。 待つことでリスクが高まるケース 一方で、外壁にひび割れが発生していたり、シーリングの劣化が進んでいる場合は、様子見がリスクになることがあります。冬の間に雨や霜の影響を受けることで、劣化が進行する可能性があるためです。 表面上の変化が少なくても、防水性能が低下していると補修範囲が広がることもあります。春まで待つ判断が、結果的に工事内容を大きくしてしまうケースも少なくありません。 時期に迷ったときの判断の進め方 冬か春かで迷った場合は、時期を決める前に建物の状態を客観的に確認することが重要です。現地診断を通じて劣化状況を把握すれば、今すぐ必要なのか、待っても問題ないのかが整理できます。 判断材料を増やさないまま悩み続けるより、状態を基準に考えることで納得のいく選択がしやすくなります。時期選びは、迷いを解消するための判断工程として捉えることが大切です。 よくある質問｜厚木市で外壁塗装の時期に迷っている方へ 外壁塗装の時期については「冬でも本当に問題ないのか」「春まで待ったほうが良いのか」といった判断で迷われる方が少なくありません。とくに厚木市のように、季節ごとの寒暖差がある地域では、時期選びに不安を感じやすい傾向があります。ここでは、厚木市で外壁塗装を検討されている方から実際によく寄せられる質問をもとに、冬と春の判断で押さえておくべき考え方を整理します。 Q1.厚木市では冬でも外壁塗装は問題なくできますか？ 施工可能かどうかは季節ではなく、当日の気温・湿度・外壁の乾燥状態によって判断されます。厚木市は内陸寄りの地域で、冬場でも日中は施工基準を満たす気温まで上がる日が多く、条件を管理できれば冬でも外壁塗装は可能です。ただし、朝夕の結露や低温時の施工を避けるため、工程管理が重要になります。 Q2.春まで待ったほうが安心と言われますが、本当に待つべきでしょうか？ 外壁の劣化が軽微で、防水性能にも大きな問題が見られない場合は、春まで待つ選択が成立するケースもあります。 一方で、ひび割れやシーリングの劣化が進行している場合は、冬の間に劣化が進み、結果的に補修範囲が広がることもあります。待つかどうかは、季節ではなく建物の状態を基準に判断することが重要です。 Q3.冬に外壁塗装を行う場合、どのような点に注意すべきですか？ 冬施工では、気温が低い時間帯や結露が発生しやすい状況では作業を止める判断が必要になります。そのため、作業開始時間や乾燥時間を十分に確保し、無理に工程を詰めない管理体制が求められます。 施工条件を優先し、状況に応じて工程を調整できる業者かどうかが、品質を左右するポイントになります。 Q4.冬か春かで迷った場合、どのように判断を進めればよいですか？ 迷った場合は、時期を決める前に現地診断を行い、外壁の劣化状況を客観的に把握することが有効です。 現状を確認したうえで「今すぐ対応が必要なのか」「一定期間待っても問題ないのか」を整理すれば、納得感のある判断がしやすくなります。時期選びは、感覚ではなく状態を基準に進めることが重要です。 [myphp file="comContactL"] 厚木市の外壁塗装は「時期」より「判断」が重要｜中山建装が最適な進め方をご提案します 厚木市で外壁塗装を検討する際「冬がいいのか、春まで待つべきか」と時期で迷われる方は少なくありません。しかし本来重視すべきなのは、季節のイメージではなく、現在の建物状態と施工条件を正しく把握したうえで判断できているかどうかです。 外壁塗装は見た目を整えるためだけの工事ではなく、雨水や紫外線から建物を守り、劣化の進行を抑えるための維持管理工事でもあります。判断を先送りした結果、補修範囲が広がり、将来的な負担が増えるケースも珍しくありません。 中山建装では、厚木市の地域特性や建物ごとの劣化状況を踏まえ、冬・春それぞれのメリットと注意点を整理したうえで、無理のない施工計画をご提案しています。今すぐ工事を行うべきか、計画的に時期を見極めるべきかを、感覚ではなく根拠をもとに判断できるよう支援することを大切にしています。 時期選びで迷っている段階こそ、専門的な視点で一度整理することが、後悔しない外壁塗装につながります。 厚木市で外壁塗装について判断に迷われている方は、まずは中山建装へご相談ください。問い合わせフォームからのお問い合わせをはじめ、メールや電話でのご相談、ショールームへのご来店にも対応しています。 中山建装が、状況整理から適切な進め方まで丁寧にサポートし、納得感のある外壁塗装をお手伝いします。 ▼合わせてチェック▼ 中山建装塗装専門ショールーム 厚木店 中山建装塗装専門ショールーム 大和店
2026.01.20(Tue)
詳しくはこちら
お役立ちコラム 厚木市
地域情報
塗装のタイミング
塗装工事について 外壁塗装
座間市で屋根の劣化症状を見逃さない！ひび割れ・反り・苔…放置が雨漏りを招く理由とは？
地域密着、丁寧施工がモットーの 屋根塗装・外壁塗装専門店の中山建装です！ 代表取締役の中山です！ 座間市で屋根のメンテナンス相談を受けていると「劣化しているのか判断できない」「雨漏りは心配だが、屋根に上がるのは怖い」という声が多く聞こえてきます。 屋根は建物の中でもっとも風雨にさらされる場所です。ひび割れ・反り・サビ・苔といった小さな変化が、時間の経過とともに内部へ浸水を招く要因へと進行していきます。 ところがこれらの症状は、初期段階では気づきにくく、気づいたときには内部の野地板まで傷んでいるケースも珍しくありません。そこで今回のお役立ちコラムでは、屋根の劣化症状についてチェックポイントも踏まえてくわしくお話しします。 ▼合わせて読みたい▼座間市の外壁塗装！劣化症状を見極めて住宅を守る方法を中山建装が解説 [myphp file="comContactL"] 屋根の劣化を見極める重要性 屋根は外壁以上に紫外線・雨・湿気の影響を受けるため、劣化の進行が早い部位です。まずは、座間市で起こりやすい環境要因を理解することが、誤った判断を避ける第一歩です。 座間市特有の気候が屋根を傷めやすい理由 座間市のある神奈川県央地域は相対湿度が高い傾向です。夏季には蒸し暑さが続きます。比較的、湿度の高い日が多く、6月〜9月はとくに湿気を含んだ空気が停滞するのです。この湿度は屋根材に水分を吸わせ、スレートであれば反りや割れ、金属ならサビの発生を加速させる要因になるのです。 また、台風シーズンには強風による飛来物で表面が傷つく場合もあります。そこから雨水が染み込むことも多々あるのです。こうした外部環境の積み重ねで、屋根は見た目の変化以上に内部劣化が進行している場合もあります。 確認したい4大劣化サイン（割れ・反り・サビ・苔） 屋根をチェックする際、注目したいのは「割れ」「反り」「サビ」「苔」の4つです。割れはスレート屋根に多く、髪の毛のような細かな線から、破片が欠け落ちる重度のものまで幅があります。 反りは表面の含水や紫外線劣化で、屋根材が浮き上がるように湾曲する現象です。金属屋根の場合、赤茶色の粉状のサビが点在するほか、膨れのように塗膜が浮くケースもあります。苔は北側の屋根に多く、緑色の斑点が広がる形で現れるのです。見た目は軽症でも、水分を保持するため劣化の進行が早く、放置すれば内部の防水層にまで影響します。 これらの変化は地上やベランダからでも確認できるケースがあるため、普段の生活の中で気づいたら、点検を検討したほうが賢明です。 屋根材別に異なる「写真でわかる」劣化イメージ 屋根材ごとに劣化の出方は大きく異なります。劣化がわかる写真もご紹介しますので参考にしてみてください。 スレート屋根に多いひび割れ・層間はく離の見え方 スレート屋根のひび割れは、表面に細い線が入り、蜘蛛の巣のように放射状に広がるケースが典型的です。軽度の場合は1〜2cmの細い線ですが、進行すると板の端部が三角形に欠け落ちたり、層がめくれるように剥がれたりする「層間はく離」が発生します。 乾いた粘土が割れてめくれ上がっているような状態と言えるでしょう。このような症状が見られると、雨水は割れ目から吸い上げられるように入り込み、内部の野地板を濡らす原因になります。 金属屋根に出るサビ・膨れ・浮きの特徴 金属屋根は塗膜が劣化するとサビが生じます。初期段階では赤茶色の斑点が点在し、写真で例えるなら鉄製フェンスが雨ざらしになった際の色味に似ているのです。 進行するとサビが膨れ、塗膜が気泡のように盛り上がるような現象も起きます。また、強風で固定ネジが緩むと屋根材が部分的に浮き上がり、影が差すような段差もできるのです。この状態を放置すると、風でバタつきが起こり、暴風時にははく離のリスクが高まります。 瓦屋根で注意すべきズレ・欠け・苔の付着状況 瓦屋根は重量があるため極端な反りは少ないものの、強風や地震で瓦がズレたり、角部分が欠けたりすることもあります。また、瓦表面に苔が付着すると、緑色の斑点や帯状の汚れとなって現れるのです。 苔そのものは瓦をすぐに破壊するわけではありません。ただし水分を保持するため、瓦の裏側へ湿気が滞留して、棟部分の漆喰劣化を早めることがあります。瓦屋根は外観の変化がゆるやかなため、意識して観察しないと見逃しがちです。 参照：国土技術政策総合研究所 国総研資料 第 1309 号 第２章 耐風１次診断 [myphp file="comContactL"] 放置すると雨漏りが起きるメカニズム 軽微な劣化でも、内部では確実に防水ラインが崩れ始めています。雨漏りの仕組みを理解することで、点検の必要性が明確になります。 小さなひび割れが防水層まで進行する過程 スレートの細かなひび割れは、最初は表面だけに見える軽症に感じられるかもしれません。ただ、雨を吸水し、乾燥を繰り返すうちに割れ目が広がり、内部に水分が浸透していきます。 屋根材の裏側まで水が達すると、防水シート（ルーフィング）に直接触れます。さらにそのシートが劣化して穴が開けば、野地板へ到達するのです。野地板が湿って黒ずむ段階まで進むと、構造材の耐久性に影響をおよぼします。 苔やカビが水分を保持して劣化を加速させる理由 苔は見た目以上に厄介です。苔は常に水分を保持するため、屋根材が乾きにくくなり、湿った状態が長時間続きます。これは劣化促進の最大要因で、スレートなら反りやすくなり、金属なら塗膜も剥がれてサビが広がるのです。 苔が厚くなると、屋根表面に常時「湿布」が貼られているような状態になり、防水性能は急激に低下します。 ▼合わせて読みたい▼雨漏りの修理と費用について｜【座間市で外壁塗装・屋根塗装をするなら中山建装】 座間市で実際に多い「気づかない雨漏りルート」とは 屋根から直接ではなく「棟板金の隙間」や「谷板金の腐食」から水が入り込むケースもあります。こうした部分は地上から見えないため、症状が進行してから気づくことも多々あるのです。また、台風時に雨が横から吹き込み、通常は濡れない箇所から浸水することもあります。 気づいたときには屋根裏に大量の湿気が溜まり、カビの発生や断熱材の濡れによる性能低下が起きていることも珍しくありません。 安全に配慮すれば、屋根に上らなくても確認できる項目は多くあります。 地上＆バルコニーから安全に確認できるポイント 自分で点検する際は、屋根に上がらず「地上・バルコニー・窓」から見える範囲で確認するのが基本です。チェックすべきポイントは「色あせ」「割れ」「反り」「苔」「サビ」「棟板金の浮き」「雨樋の歪み」などです。 とくにスレート屋根は、端部の影が不自然に見えると、反りが起きている可能性もあります。金属屋根では、色むらや筋状の影がある場合、塗膜の浮きが始まっていることもあります。瓦屋根の場合、ラインが乱れていないか、棟がまっすぐかどうかチェックしてみてください。 劣化を見つけたときの「NG判断」と「正しい次の行動」 劣化を見つけた際、よくある誤りが「軽症だから様子見でいい」と判断してしまうことです。屋根は内部で劣化が進んでいても外観に現れにくいため、表に出た時点で内部ダメージが進んでいるケースも多くあります。正しい行動は、写真を撮って記録し、専門家に点検を依頼することです。早期診断は補修範囲を最小限に抑え、結果的に費用を下げる助けになります。 専門点検を受けるメリットと依頼のタイミング 屋根は専門的な検査を行うことで初めて「劣化の深さ」が明確になります。点検依頼の価値と、座間市ならではの適切な時期を整理します。 写真報告・劣化診断書で根拠を確保できる 専門の点検を受けると、屋根材の状態を細部まで撮影した写真と診断書が提供されます。これは見積書の妥当性を判断する根拠になりえるのです。また、不必要な工事を避けるうえで大きな役割を果たします。とくに屋根裏の湿度・含水量測定や、棟板金・谷部分の金属腐食など、基礎的な劣化は専門でないと発見が困難です。 座間市の気候条件を踏まえた最適な点検時期 座間市は梅雨・秋雨・台風シーズンが長く、湿度の高い日が続く地域です。点検に適しているのは、空気が乾燥する春先と冬の晴れの日です。 湿度が低い時期は屋根材の反り・割れが明瞭に確認でき、点検精度が高まります。また強風の影響を受けた後は、見た目に変化がなくても、内部でネジが緩んだり板金が浮いたりすることもあるため、台風後の点検が重要です。 ▼合わせて読みたい▼座間市で雨漏りが発生！まずやるべき応急処置と信頼できる修理業者の選び方 [myphp file="comContactL"] FAQ｜座間市の屋根劣化症状と雨漏りリスクについてよくある質問 座間市で屋根のご相談を受けていると「これってもう危険？」「どこまで劣化したら点検を頼むべき？」といった声を多くいただきます。 ここでは、ひび割れ・反り・サビ・苔など、今回のコラムで触れた内容を前提に、屋根劣化と雨漏りリスクに関する代表的な疑問をQ&A形式で整理しました。 Q.屋根にどんな症状が出たら雨漏りを疑った方がいいですか？ A.座間市の現場で雨漏り前後によく見られるのは、スレートの大きなひび割れ・欠け、屋根材の反り上がり、金属屋根の広範囲なサビ・膨れ、瓦のズレや棟部の崩れなどです。軒裏のシミや天井クロスの浮き、部屋のカビ臭さも要注意です。 こうした変化が一つでも見られる場合、内部ではすでに防水シートや野地板に水が達している可能性があるため、早めの専門点検をおすすめします。 Q.スレート屋根の細かいひび割れや軽い反りは、すぐ工事が必要なレベルですか？ A.髪の毛程度の細いひびや、ごく軽度の反りであれば、直ちに雨漏りに直結するとは限りません。ただし、座間市のように湿度が高く雨量も多い地域では、その小さな劣化が数年で一気に進むケースが少なくありません。 ひびが増えている、反りが列で続いている、苔や汚れを伴っているといった場合は「まだ大丈夫」と自己判断せず、現状把握のために一度プロの診断を受けるのが得策です。 Q.苔やカビが気になりますが、洗浄だけしておけば安心でしょうか？ A.苔やカビが出ている屋根は「常に湿った状態が続いている」というサインで、防水性能の低下を示していることが多いです。 早期であればバイオ洗浄などでリセットできますが、苔が厚く広範囲に付着している場合、すでに屋根材や塗膜が傷んでいる可能性が高く、洗浄だけでは根本解決にならないケースもあります。「洗えばきれいになるか」だけでなく「なぜここまで苔が増えたのか」という原因も含めて専門家に見てもらうことが重要です。 Q.屋根に上がるのが怖いのですが、それでも状態をきちんと確認できますか？ A.できます。むしろ一般の方が屋根に上がるのは非常に危険なので避けてください。最近は、はしごを使った近接点検に加え、地上やバルコニーからの望遠撮影、ドローン等を用いた安全な点検を行う業者も増えています。 写真や動画を使って屋根の状態をわかりやすく説明してくれる業者であれば、ご自身が屋根に上がらなくても、劣化状況や工事の必要性をしっかり確認していただけます。 Q.座間市ではどのくらいの頻度で屋根の専門点検を受けると安心ですか？ A.一つの目安として「築（または前回工事から）10年前後で本格点検」、それ以前でも「5〜7年ごとに簡易点検」をおすすめします。台風やゲリラ豪雨の影響も大きい地域ですので、大きな風雨の後には、一度状態確認をしておくと安心です。 特にスレートや金属屋根は劣化が進んでも室内に症状が出にくいため「見た目は普通だから大丈夫」と放置せず、定期的な屋根点検を習慣にすることが雨漏り防止の近道です。 座間市の屋根劣化が不安になったら中山建装へ｜小さなサインのうちに専門家へ相談を 屋根は、座間市のように湿度が高く台風や強い雨風も多い地域では、とくに負担の大きい部分です。スレートのひび割れや反り、金属屋根のサビや膨れ、瓦のズレや苔の付着など、最初は「少し傷んできたかな」と感じる程度の変化でも、その裏側では防水シートや野地板に水が回り始めている場合があります。 屋根の怖いところは「見た目がまだ何とか持っているように見える段階」で放置してしまうと、気づいたときには内部腐食や雨漏り、断熱材の劣化など、想像以上に大きな補修が必要になってしまう点です。 中山建装では、座間市の気候特性や台風被害の傾向を踏まえた屋根診断を行い、地上やバルコニーからの目視だけでは分からない棟板金・谷板金・屋根裏の状態まで確認したうえで 「今は補修で十分なのか」 「屋根塗装で延命できるのか」 「屋根カバー工法などを検討すべき段階か」 を整理してご提案します。診断結果は写真付きでご説明しますので、屋根に上がれなくても劣化状況や工事内容をしっかりご理解いただけます。 お問い合わせはホームページの問い合わせフォーム、メール、電話でのご相談はもちろん、ショールームへの来店相談も承っています。 「うちの屋根、このまま放置して大丈夫？」と少しでも不安を感じたら、早めに中山建装へご相談いただき、小さなサインのうちに雨漏りリスクを一緒に潰していきましょう。 [myphp file="comContactL"] ▼合わせてチェック▼ 中山建装塗装専門ショールーム 厚木店 中山建装塗装専門ショールーム 大和店
2025.12.21(Sun)
詳しくはこちら
お役立ちコラム 中山建装について
地域情報
塗装のタイミング
塗装工事について
外装劣化診断
屋根カバー工事
屋根塗装
屋根張り替え工事
雨漏り補修
座間市の外壁塗装は何年ごと？“劣化症状・素材・気候”から見る最適タイミングの決定版
地域密着、丁寧施工がモットーの 屋根塗装・外壁塗装専門店の中山建装です！ 代表取締役の中山です！ 座間市に暮らすお客様からいただく相談の中で、よく質問されるテーマがあります。それは「外壁塗装の適切なタイミング」です。 外壁塗装は一般的に10年という話が出回っています。ただ、施工側の視点から言うと、外壁塗装は「年数ではなく条件で決まる」側面があるのです。また、座間市の気象も考慮しなければなりません。気象の変化も大きいですし、夏場の湿気や北側面の乾きにくさもあります。そのほか道路沿いの煤汚れなど、外壁の寿命に影響を与える要因が多数あるのです。 そこで今回のお役立ちコラムでは、座間市の外壁がどのように劣化し、どのような環境で寿命が早まるのか体系的に整理してお話しします。 素材の違い、表面の変化、付帯部の劣化がどのようにリンクしているのかまで踏み込み「今が塗り替えの適期なのか？」明確な判断のための、参考材料になる内容です。 ▼合わせて読みたい▼座間市の外壁塗装費用はいくら？坪数別相場と見積りの落とし穴をプロが解説 [myphp file="comContactL"] 座間市で外壁塗装の周期が一律で語れない理由 座間市の気候と住宅条件はそれぞれ特徴があります。塗膜の寿命に直接作用するため、画一的な目安では判断できません。 湿気・降雨・風向きが複雑に影響し合う地域特性 座間市の外壁は「いつまでも乾ききらない日」が続くほど傷みやすくなります。雨上がりに地面や外壁がじっとりしたままの時間が長いと、その分だけ塗膜は負担を受け続けるからです。とくに家が建て込んだ区画では、風が抜けにくく、南側と北側で乾燥スピードに大きな差が出ます。 さらに風向きや地形の影響で、ある一面だけ雨だれや吹き付けを集中的に受けるケースもあります。同じ座間市内でも、立地条件の違いによって「10年もつ家」と「7〜8年で限界が来る家」が分かれるのは、この環境差が背景にあるのです。 建物ごとの過去の施工内容が寿命を変える 外壁がどれだけ長持ちするかは、過去の工事内容に強く左右されます。前回の塗装で下地の傷みを十分に取り除いたのか、古い充填材を交換したのか、それとも上から追加しただけなのか？こうした違いは、完成後の外観だけでは判断できません。 施工精度が高かった家ほど経年差が出にくく、逆に簡易的な処理にとどまっていた場合、想定より早く劣化が表面化することもあります。 素材の特性によって「耐久の考え方」が異なる 外壁材は、種類によって弱点が異なります。サイディングは接合部が環境変化の影響を受けやすく、そこから傷みが表れやすいのです。 モルタルは一枚の面で建物の動きを受け止めるため、温度差で細かな裂けが生じやすくなります。ALCは内部に空気層を多く含むため、表面の保護が弱まると、水を吸い込みやすいという特徴があります。それぞれの傾向を踏まえた判断が不可欠です。 参照：座間市公式サイト 座間市の概要 外壁材別に見る座間市でのメンテナンスの目安年数 外壁材は寿命の基準を決める最重要要素で、座間市特有の環境を掛け合わせることで具体的な周期が見えてきます。 サイディングは「目地」の変化が塗り替えサインを教えてくれる サイディング外壁では、板そのものよりも継ぎ目の状態が先に変化します。とくに夏場の湿気が多い座間市では、継ぎ目を保護している充填材が硬くなりやすく、伸縮に追従できず細かな裂けが出やすいのです。 わずかなすき間でも雨が入り込み、ボード裏側から歪みが進むこともあります。表面に汚れがなくても、継ぎ目の段差・陰影・触った時の弾力の変化があれば、塗り替え時期を前倒しする判断材料になります。 モルタル壁は「ひび割れの種類」で判断が分かれる モルタルは硬さのわりに動きに弱く、季節の温度変化で表面に細かな線状の割れが現れやすい素材です。とくに座間市のように寒暖差と湿度の変動が大きい地域では、浅い割れがそのまま水の通り道に変わることもあります。 幅が狭い傷は経過観察で済むケースもありますが、筋が太くなったり、縦横に広がる場合は内部への浸透が疑われるのです。割れの性質を見極めることが、塗り替えの優先度を判断する重要な材料になります。 ALCは吸水性の高さゆえ「塗膜の防水性」が命 ALCは内部が多孔構造になっており、水分をため込みやすい特性があります。表面を守る塗膜が弱まると、雨を吸ったパネルがわずかに膨らみ、劣化が急速に進行します。座間市は湿度の高い時期が長いため、この影響を強く受けやすい地域です。 見た目に変化が少なくても、保護膜が衰えていれば内部に水が到達する前に再塗装を行うことが、長寿命化の要となります。 ▼合わせて読みたい▼座間市で外壁塗装をお考えの人へ｜優良業者選びのポイントを紹介 [myphp file="comContactL"] 劣化症状から導く「最適なメンテナンスのタイミング」 外壁の変化は段階ごとに進みます。症状を読むことで、今塗るべきかどうかが高い精度で判断できるのです。 初期変化（チョーキング・退色）は「寿命の入口」 指で触れた時にうっすら粉が付く、全体の色がぼんやりと薄く見える──こうした変化は、塗膜の表面だけが消耗し始めた段階です。この時点では下地まで深刻なダメージが及んでいないケースも多く、適切な洗浄と塗り替えを行えば、補修範囲を抑えやすくなります。 外観の印象は落ちてきますが、コストを抑えて更新できる「理想的な塗り替えスタートライン」と捉えられます。 二次劣化（ひび割れ・膨れ・剥離）は「早急な対処」が必須 表面に膨らみやめくれが出ている場合は、塗膜の下で、水分が動いている可能性の高い状態です。このレベルまで進むと、洗浄と上塗りだけでは再発を止められず、ひび割れの補修や素地の補強といった下地処理が欠かせません。 雨量が多い地域では、そのまま放置すると短期間で被害が広がるおそれもあります。早い段階で専門家の診断を受けることが、余計な費用を増やさない近道になります。 付帯部の変化は「外壁寿命の合わせ鏡」 破風板のめくれや雨樋のたわみ、軒天のシミなどは、外壁より先に表に出やすい劣化サインです。これらは風雨が集中しやすい位置にあり、塗装が薄くなったり、部材の傷みが進みやすいからです。 付帯部に不具合が目立ち始めたら、外壁や屋根も同じタイミングでメンテナンス時期を迎えている可能性があります。部分的に直して終わりではなく、建物全体の状態を見渡すきっかけにすることが大切です。 座間市の環境が塗装周期を短くする 座間市でも、立地・方角・交通量によって外壁の劣化が早まる現象もよく見られます。どのような環境なら劣化が進みやすいのかお話しします。 幹線道路沿いの住宅は「煤汚れ」が蓄積しやすい 交通量の多い道路に面した外壁は排ガスが付着しやすく、黒ずみが繰り返し発生します。汚れが取れても粉が付く段階なら、塗膜の劣化が進行している可能性もあり、塗り替え検討の目安になります。 定期的な洗浄で一時的にきれいになっても、手で触れると粉が付きやすくなってきた段階は、塗り替えの検討を始める目安と考えてよい状態です。 北側の多湿環境は「苔・藻」が塗膜の劣化を早める 北面は乾きが遅く、苔が定着しやすい環境です。緑色の付着は塗膜の表面を微生物が侵している兆候で、防水力の衰えを示すこともあります。再発が早い場合は塗装の限界が近いサインと捉えられます。 ▼合わせて読みたい▼座間市の外壁塗装！劣化症状を見極めて住宅を守る方法を中山建装が解説 劣化を放置することで起きる費用増のメカニズム 塗装時期を誤ると、施工費は「必ず」増えます。その構造を理解しておくことが、コストを増大させないための対策になるのです。 下地補修が増えるほど費用は跳ね上がる 外壁の傷みが進むほど補修量が増え、手作業の工程が多くなって費用は高騰します。反りや欠けが出れば交換が必要になり、塗装だけで済んだはずの工事よりも大幅に負担が増える仕組みです。 シーリング材の劣化は雨水を内部へ引き込み「内部腐食」の原因に シーリングに裂けや硬化が出ると雨水が入り込み、外壁基材が膨らんだり浮いたりします。ここまで進行すると塗装では改善できず、交換や下地補強が必須となり結果的に工事額が大きく膨らみます。 足場代の「2回払い」は避けるべきムダ 外壁・屋根を別時期に施工すると、足場を二度組む必要があり、無駄な支出が発生します。外装全体を一度にまとめて行うことで足場費を抑えられ、工期短縮や近隣負担の軽減にもつながります。 [myphp file="comContactL"] FAQ｜座間市の外壁塗装の塗り替え時期についてよくある質問 座間市で外壁塗装をご検討中のお客様からは「うちは何年ごとに塗り替えるべき？」「10年と言われたけれど本当なのか」「劣化症状がどれくらい出たら工事を考えるべきか」など、タイミングに関するご相談を多くいただきます。 ここでは、座間市特有の気候と外壁材の違いをふまえ、塗り替え周期に関する代表的な質問をQ&A形式で整理しました。 Q.座間市の外壁塗装は本当に「10年ごと」が目安ですか？ A.あくまで全国的な一般論であり、座間市では「7〜12年」の幅で考えるのが現実的です。幹線道路沿いで排ガスが多い、北側が多湿で苔が出やすい、前回工事の下地処理が不十分だった――こうした条件が重なると、7〜8年で限界が来るケースもあります。 逆に、立地条件が良く、過去の施工精度も高い場合は10年以上持つこともあります。「年数だけ」ではなく「劣化症状」と「素材」と「座間市の環境」の3点で判断することが大切です。 Q.我が家はまだ10年経っていませんが、ひび割れや苔が目立ってきました。それでもまだ塗装は早いですか？ A.年数にかかわらず「症状が進んでいるなら塗装を検討すべき段階」と考えた方が安全です。0.3mm前後のクラックや、北側の広範囲な苔・藻、チョーキングがはっきり出ている状態は、防水性が落ちているサインです。 座間市のように湿気が高い地域では、ここから内部劣化が一気に進むリスクがあります。「まだ10年経っていないから大丈夫」と決めつけず、一度プロの診断で現状を見てもらうことをおすすめします。 Q.外壁材によって塗り替え周期はどのくらい違いますか？ A.目安として、窯業系サイディングは8〜12年、モルタルは10年前後、ALCは8〜10年程度とされていますが、座間市では環境要因を加味して「−1〜2年」早めに考えるイメージです。サイディングは目地（シーリング）の劣化、モルタルはクラックの性質、ALCは塗膜の防水性と吸水状況を重点的に見ます。 同じ年数でも、素材によって「まだ持つケース」と「早めに打つべきケース」が変わるため、材質別の診断視点が欠かせません。 Q.外壁と屋根の塗装時期がズレているのですが、一緒にやり直した方が良いですか？ A.足場費用と将来コストを考えると「次回から周期を揃えて同時施工」が理想です。別々に行うと足場代を2回支払うことになり、トータルでは高くつきます。 座間市のように雨量・湿度の影響を受けやすい地域では、外壁だけでなく屋根の防水もセットで考えることが重要です。現在どちらか一方の劣化が先行している場合でも「今回どう揃えるか」を業者と相談し、長期的な塗装計画を組むことをおすすめします。 Q.結局「何年経ったら相談」するのが一番失敗しにくいですか？ A.一つの基準として、座間市であれば「築（前回塗装から）7〜8年で一度診断」をおすすめします。この段階で大きな問題がなければ、あと何年様子を見られるかもプロ視点で判断できますし、早期に劣化を見つけられれば下地補修を最小限に抑えやすくなります。 大事なのは「10年になったら慌てて探す」のではなく「7〜8年で状態を把握し、余裕を持って最適なタイミングを決める」という発想です。 座間市の塗り替え時期で迷ったら中山建装へ｜「何年ごと？」の不安を条件ベースで一緒に整理しましょう 座間市で外壁塗装のタイミングを考えるとき「うちは何年ごとが正解なのか」「本当に今やるべきなのか、それともあと数年待てるのか」という不安や迷いは避けて通れません。 一般的に広まっている「10年ごと」という目安はあくまで平均値であり、実際には外壁材の種類、過去の施工内容、幹線道路沿いかどうか、北側の多湿環境、風の抜け方といった条件で、最適な塗り替え時期は大きく変わります。 重要なのは「年数だけで判断しないこと」と「劣化症状・素材・座間市特有の気候をセットで見ること」です。 中山建装では、座間市の現場経験をもとに、外壁・屋根・付帯部をまとめて診断し「何年経ったから塗る」ではなく「今の状態ならいつ塗るのが一番得か」をお客様と一緒に考えるスタイルを徹底しています。 チョーキングやひび割れ、苔、シーリングの状態を写真付きの報告書でお見せし「今すぐ工事が必要なレベルなのか」「あと何年様子見が可能なのか」を分かりやすくお伝えしますので、訪問営業に急かされて判断を誤る心配もありません。 お問い合わせは、ホームページの問い合わせフォームからのお問い合わせ、メール、電話でのご相談はもちろん、ショールームへの来店相談も歓迎しています。 「座間市の外壁塗装は何年ごと？」という疑問をお持ちの方は、一度中山建装にご相談いただき、ご自宅の条件に合った最適な塗り替えタイミングを一緒に整理していきましょう。 [myphp file="comContactL"] ▼合わせてチェック▼ 中山建装塗装専門ショールーム 厚木店 中山建装塗装専門ショールーム 大和店
2025.12.18(Thu)
詳しくはこちら
お役立ちコラム
リフォーム工事
劣化・補修・小工事
劣化症状について
地域情報
塗装のタイミング
塗装工事について
外壁塗装
外壁補修
雨漏り
Page 1 of 2 1 2 »
中山建装のホームページへお越しい
ただきありがとうございます